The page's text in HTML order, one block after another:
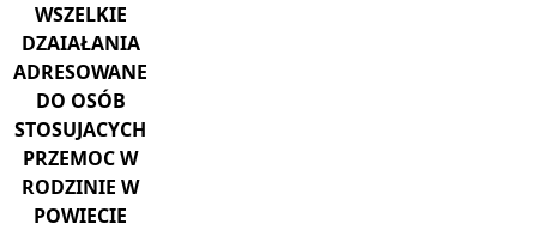
WSZELKIE
DZAIAŁANIA
ADRESOWANE
DO OSÓB
STOSUJACYCH
PRZEMOC W
RODZINIE W
POWIECIE